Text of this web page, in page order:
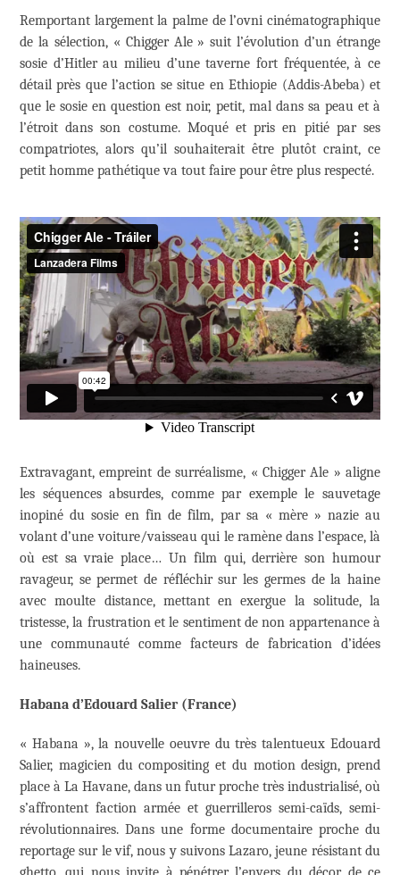
Remportant largement la palme de l’ovni cinématographique
de la sélection, « Chigger Ale » suit l’évolution d’un étrange
sosie d’Hitler au milieu d’une taverne fort fréquentée, à ce
détail près que l’action se situe en Ethiopie (Addis-Abeba) et
que le sosie en question est noir, petit, mal dans sa peau et à
l’étroit dans son costume. Moqué et pris en pitié par ses
compatriotes, alors qu’il souhaiterait être plutôt craint, ce
petit homme pathétique va tout faire pour être plus respecté.
Extravagant, empreint de surréalisme, « Chigger Ale » aligne
les séquences absurdes, comme par exemple le sauvetage
inopiné du sosie en fin de film, par sa « mère » nazie au
volant d’une voiture/vaisseau qui le ramène dans l’espace, là
où est sa vraie place… Un film qui, derrière son humour
ravageur, se permet de réfléchir sur les germes de la haine
avec moulte distance, mettant en exergue la solitude, la
tristesse, la frustration et le sentiment de non appartenance à
une communauté comme facteurs de fabrication d’idées
haineuses.
Habana d’Edouard Salier (France)
« Habana », la nouvelle oeuvre du très talentueux Edouard
Salier, magicien du compositing et du motion design, prend
place à La Havane, dans un futur proche très industrialisé, où
s’affrontent faction armée et guerrilleros semi-caïds, semi-
révolutionnaires. Dans une forme documentaire proche du
reportage sur le vif, nous y suivons Lazaro, jeune résistant du